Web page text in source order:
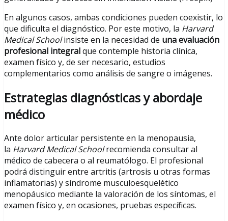
En algunos casos, ambas condiciones pueden coexistir, lo
que dificulta el diagnóstico. Por este motivo, la Harvard
Medical Schoolinsiste en la necesidad de una evaluación
profesional integralque contemple historia clínica,
examen físico y, de ser necesario, estudios
complementarios como análisis de sangre o imágenes.
Estrategias diagnósticas y abordaje
médico
Ante dolor articular persistente en la menopausia,
la Harvard Medical Schoolrecomienda consultar al
médico de cabecera o al reumatólogo. El profesional
podrá distinguir entre artritis (artrosis u otras formas
inflamatorias) y síndrome musculoesquelético
menopáusico mediante la valoración de los síntomas, el
examen físico y, en ocasiones, pruebas específicas.